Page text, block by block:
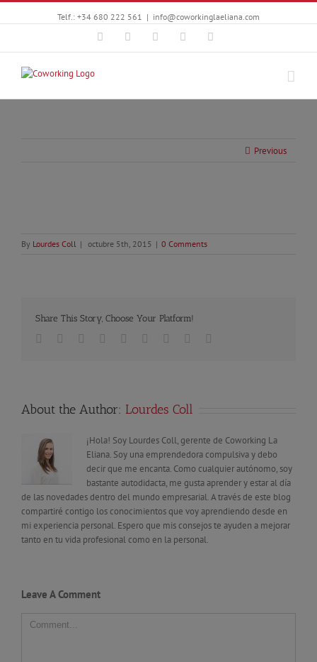
Telf.: +34 680 222 561 | info@coworkinglaeliana.com
FacebookTwitterYouTubeInstagramGoogle+
Previous
By Lourdes Coll | octubre 5th, 2015 | 0 Comments
Share This Story, Choose Your Platform!
Facebook
TwitterLinkedin
Reddit TumblrGoogle+Pinterest
About the Author: Lourdes Coll
¡Hola! Soy Lourdes Coll, gerente de Coworking La
Eliana. Soy una emprendedora compulsiva y debo
decir que me encanta. Como cualquier autónomo, soy
bastante autodidacta, me gusta aprender y estar al día
de las novedades dentro del mundo empresarial. A través de este blog
compartiré contigo los conocimientos que voy aprendiendo desde en
mi experiencia personal. Espero que mis consejos te ayuden a mejorar
tanto en tu vida profesional como en la personal.
Leave A Comment
Comment